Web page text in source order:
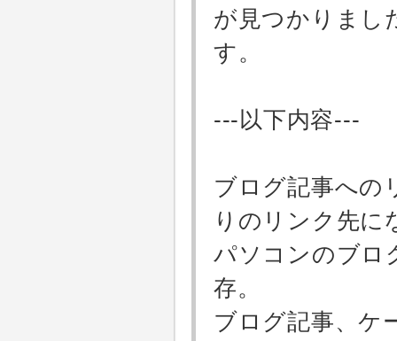
が見つかりまし
す。
---以下内容---
ブログ記事への
りのリンク先に
パソコンのブロ
存。
ブログ記事、ケ